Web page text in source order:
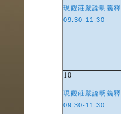
現觀莊嚴論明義釋
09:30-11:30
10
現觀莊嚴論明義釋
09:30-11:30